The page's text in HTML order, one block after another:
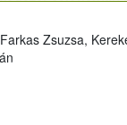
Zsuzsa,